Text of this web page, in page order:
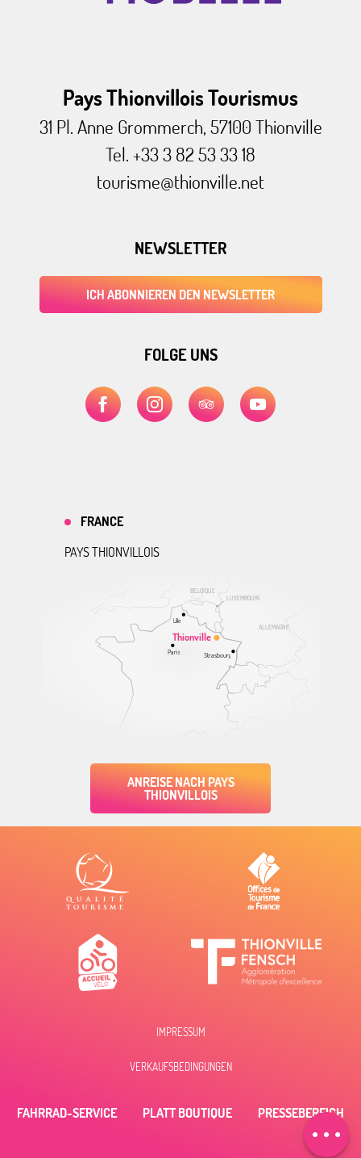
Per E-Mail
kontaktieren
Pays Thionvillois Tourismus
31 Pl. Anne Grommerch, 57100 Thionville
Tel. +33 3 82 53 33 18
tourisme@thionville.net
NEWSLETTER
ICH ABONNIEREN DEN NEWSLETTER
FOLGE UNS
ALLEMAGNE
BELGIQUE
LUXEMBOURG
Thionville
Lille
Paris Strasbourg
FRANCE
PAYS THIONVILLOIS
ANREISE NACH PAYS
THIONVILLOIS
IMPRESSUM
VERKAUFSBEDINGUNGEN
FAHRRAD-SERVICE PLATT BOUTIQUE PRESSEBEREICH